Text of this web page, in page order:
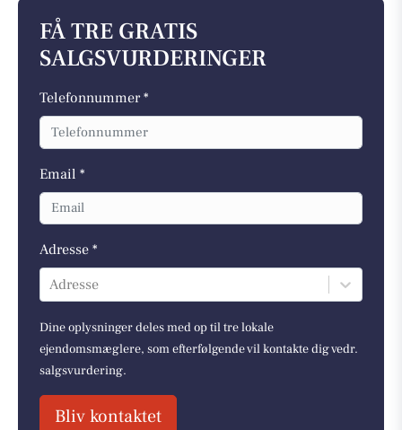
FÅ TRE GRATIS
SALGSVURDERINGER
Telefonnummer *
Email *
Adresse *
Adresse
Dine oplysninger deles med op til tre lokale
ejendomsmæglere, som efterfølgende vil kontakte dig vedr.
salgsvurdering.
Bliv kontaktet